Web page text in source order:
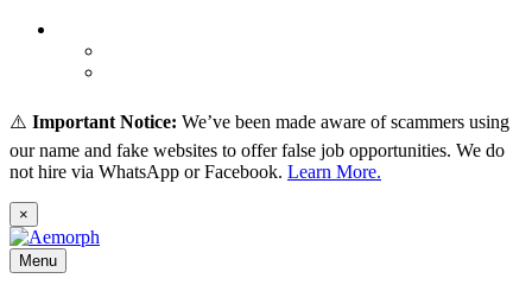
⚠️ Important Notice: We’ve been made aware of scammers using
our name and fake websites to offer false job opportunities. We do
not hire via WhatsApp or Facebook. Learn More.
×
Menu